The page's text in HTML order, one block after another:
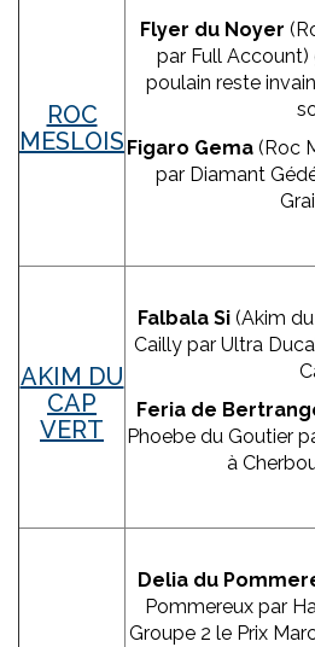
ROC
MESLOIS
Flyer du Noyer
par Full Account)
poulain reste
Figaro Gema(Roc
par Diamant
AKIM DU
CAP
VERT
Falbala Si(Akim du
Cailly par Ultra
Feria de
Phoebe du Goutier
à
Delia du
Pommereux par
Groupe 2 le Prix